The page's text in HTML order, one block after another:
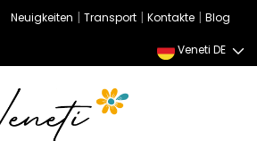
Neuigkeiten | Transport | Kontakte | Blog
Veneti DE